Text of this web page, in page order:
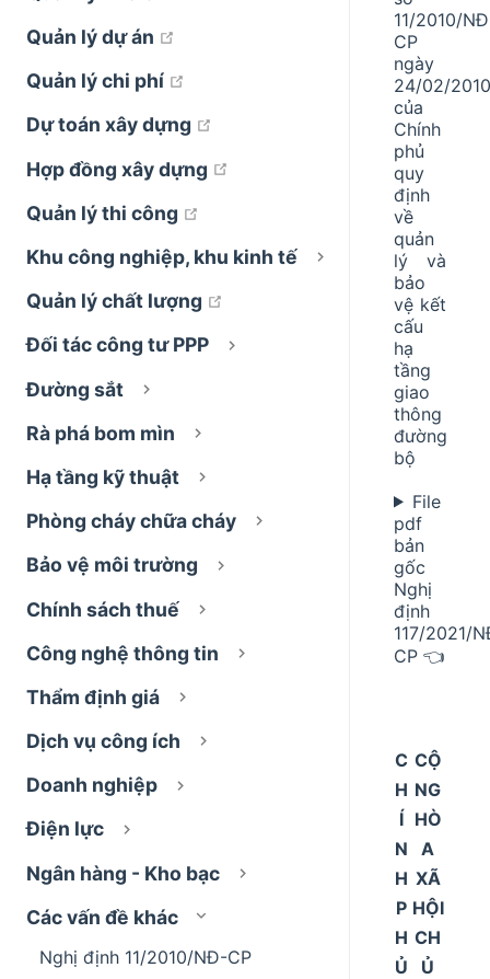
Quản lý dự án
Quản lý chi phí
Dự toán xây dựng
open in new window
Hợp đồng xây dựng
open in new window
Quản lý thi công
Khu công nghiệp, khu kinh tế
Quản lý chất lượng
open in new window
Đối tác công tư PPP
Đường sắt
Rà phá bom mìn
Hạ tầng kỹ thuật
Phòng cháy chữa cháy
Bảo vệ môi trường
Chính sách thuế
Công nghệ thông tin
Thẩm định giá
Dịch vụ công ích
Doanh nghiệp
Điện lực
Ngân hàng - Kho bạc
Các vấn đề khác
Nghị định 11/2010/NĐ-CP
11/2010/
CP
ngày
24/02/2010
của
Chính
phủ
quy
định
về
quản
lý và
bảo
vệ kết
cấu
hạ
tầng
giao
thông
đường
bộ
File
pdf
bản
gốc
Nghị
định
117/2021/
CP 👈
C
H
Í
N
H
P
H
Ủ
CỘ
NG
HÒ
A
XÃ
HỘI
CH
Ủ